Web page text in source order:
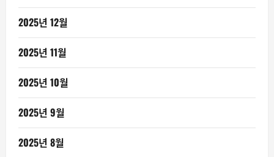
2025년 12월
2025년 11월
2025년 10월
2025년 9월
2025년 8월